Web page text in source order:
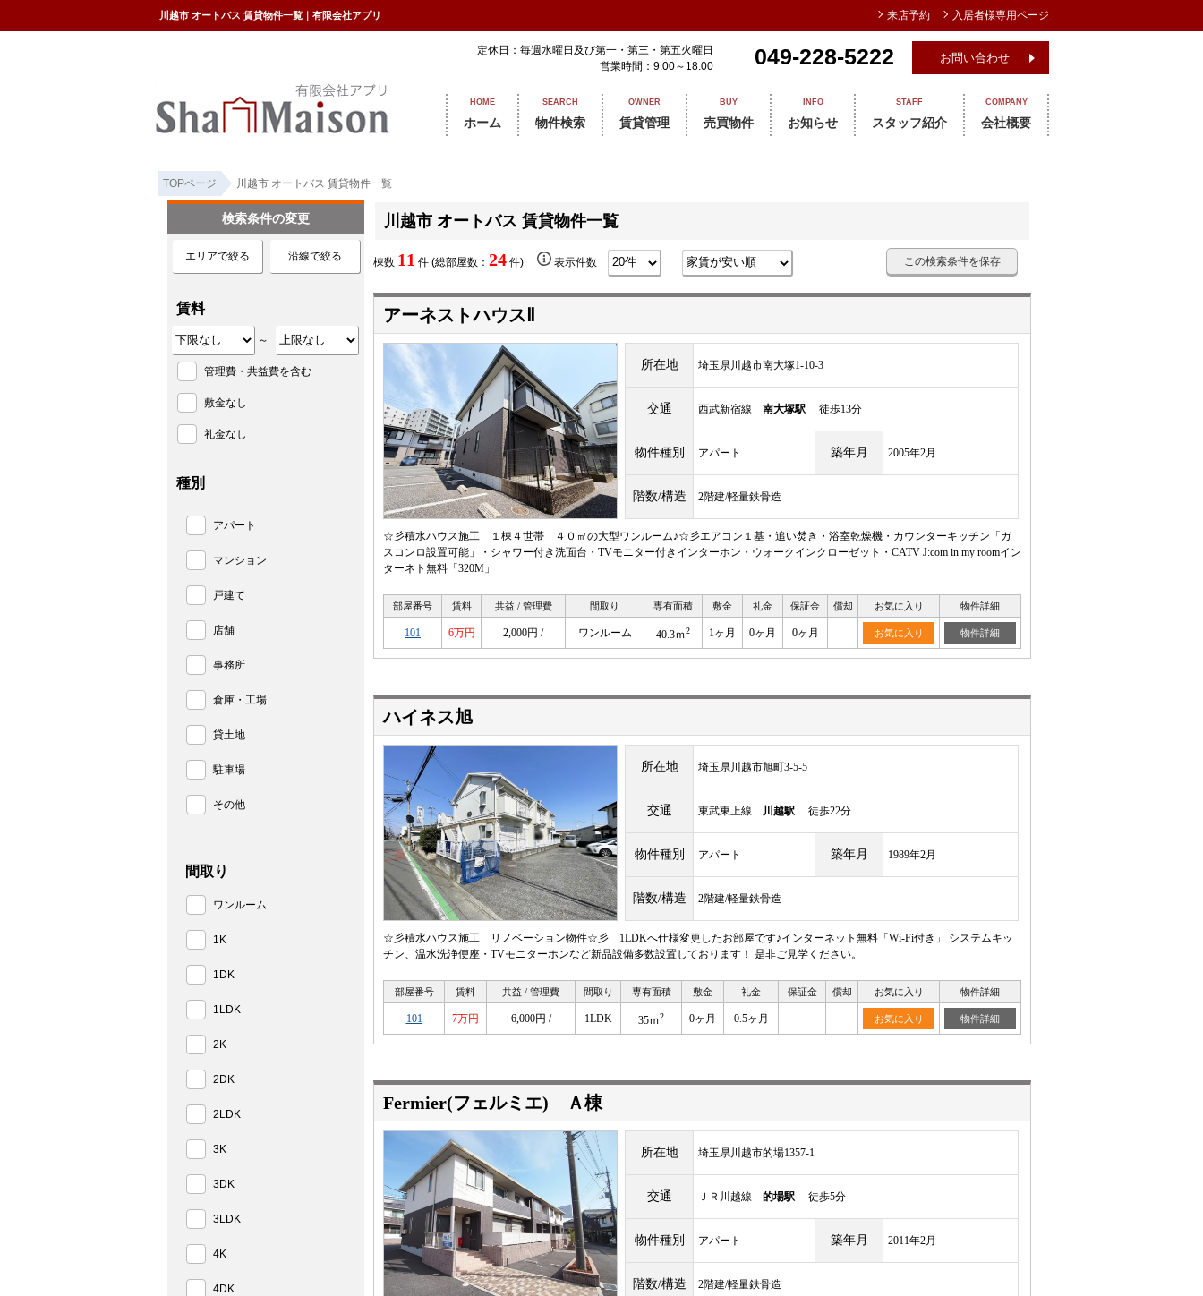
川越市 オートバス 賃貸物件一覧｜有限会社アプリ
定休日：毎週水曜日及び第一・第三・第五火曜日
営業時間：9:00～18:00
049-228-5222 お問い合わせ
HOME
ホーム
SEARCH
物件検索
OWNER
賃貸管理
BUY
売買物件
INFO
お知らせ
STAFF
スタッフ紹介
COMPANY
会社概要
TOPページ 川越市 オートバス 賃貸物件一覧
川越市 オートバス 賃貸物件一覧
棟数 11 件 (総部屋数： 24 件) 表示件数 この検索条件を保存
アーネストハウスⅡ
所在地 埼玉県川越市南大塚1-10-3
交通 西武新宿線 南大塚駅 徒歩13分
物件種別 アパート 築年月 2005年2月
階数/構造 2階建/軽量鉄骨造
☆彡積水ハウス施工 １棟４世帯 ４０㎡の大型ワンルーム♪☆彡エアコン１基・追い焚き・浴室乾燥機・カウンターキッチン「ガ
スコンロ設置可能」・シャワー付き洗面台・TVモニター付きインターホン・ウォークインクローゼット・CATV J:com in my roomイン
ターネト無料「320M」
部屋番号 賃料 共益 / 管理費 間取り 専有面積 敷金 礼金 保証金 償却 お気に入り 物件詳細
101 6万円 2,000円 / ワンルーム 40.3ｍ2 1ヶ月 0ヶ月 0ヶ月 お気に入り 物件詳細
ハイネス旭
所在地 埼玉県川越市旭町3-5-5
交通 東武東上線 川越駅 徒歩22分
物件種別 アパート 築年月 1989年2月
階数/構造 2階建/軽量鉄骨造
☆彡積水ハウス施工 リノベーション物件☆彡 1LDKへ仕様変更したお部屋です♪インターネット無料「Wi-Fi付き」 システムキッ
チン、温水洗浄便座・TVモニターホンなど新品設備多数設置しております！ 是非ご見学ください。
部屋番号 賃料 共益 / 管理費 間取り 専有面積 敷金 礼金 保証金 償却 お気に入り 物件詳細
101 7万円 6,000円 / 1LDK 35ｍ2 0ヶ月 0.5ヶ月 お気に入り 物件詳細
Fermier(フェルミエ) Ａ棟
所在地 埼玉県川越市的場1357-1
交通 ＪＲ川越線 的場駅 徒歩5分
物件種別 アパート 築年月 2011年2月
階数/構造 2階建/軽量鉄骨造
検索条件の変更
エリアで絞る 沿線で絞る
賃料
～
管理費・共益費を含む
敷金なし
礼金なし
種別
アパート
マンション
戸建て
店舗
事務所
倉庫・工場
貸土地
駐車場
その他
間取り
ワンルーム
1K
1DK
1LDK
2K
2DK
2LDK
3K
3DK
3LDK
4K
4DK
来店予約 入居者様専用ページ